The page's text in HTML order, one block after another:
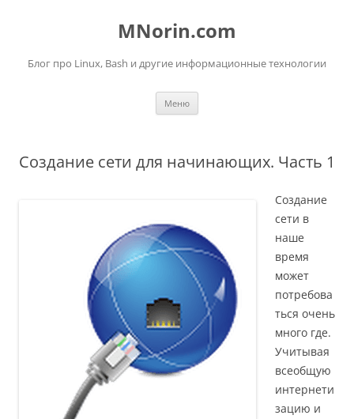
MNorin.com
Блог про Linux, Bash и другие информационные технологии
Меню
Создание сети для начинающих. Часть 1
Создание
сети в
наше
время
может
потребова
ться очень
много где.
Учитывая
всеобщую
интернети
зацию и